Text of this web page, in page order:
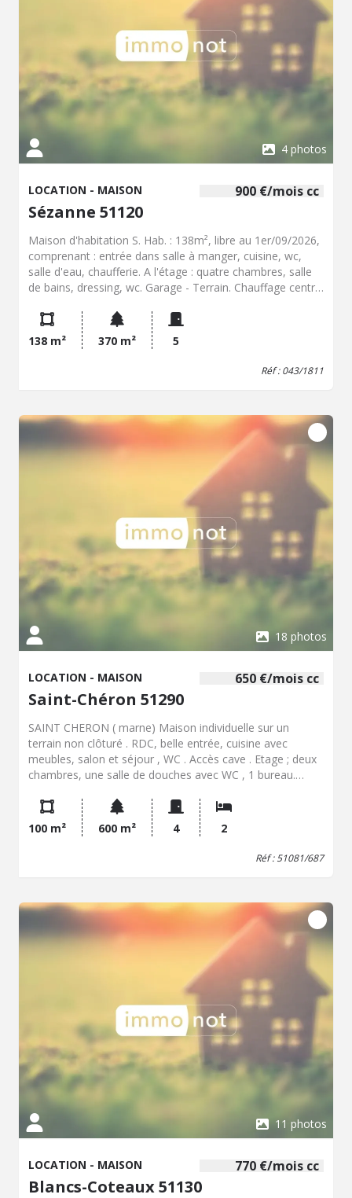
4 photos
900 €/mois cc
LOCATION - MAISON
Sézanne 51120
Maison d'habitation S. Hab. : 138m², libre au 1er/09/2026,
comprenant : entrée dans salle à manger, cuisine, wc,
salle d'eau, chaufferie. A l'étage : quatre chambres, salle
de bains, dressing, wc. Garage - Terrain. Chauffage central
estimé des dépenses annuelles d'énergie pour un usage
standard : 1420 à 1980 € (base 2021) - Loyer : 900 € /
mois hors charges. Dépôt de garantie : 900 € Hon. charge
138 m² 370 m² 5
Réf : 043/1811
18 photos
650 €/mois cc
LOCATION - MAISON
Saint-Chéron 51290
SAINT CHERON ( marne) Maison individuelle sur un
terrain non clôturé . RDC, belle entrée, cuisine avec
meubles, salon et séjour , WC . Accès cave . Etage ; deux
chambres, une salle de douches avec WC , 1 bureau.
propriétaire . dans charges : entretien chaudière et fosse
septique, et OM compris . libre 07 Septembre
100 m² 600 m² 4 2
Réf : 51081/687
11 photos
770 €/mois cc
LOCATION - MAISON
Blancs-Coteaux 51130